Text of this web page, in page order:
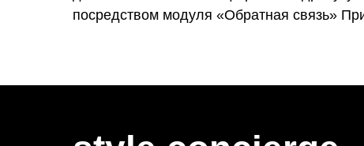
посредством модуля «Обратная связь»